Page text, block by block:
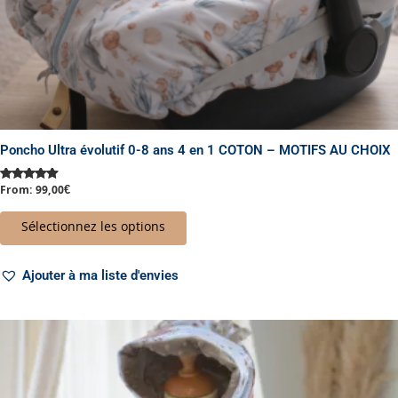
Poncho Ultra évolutif 0-8 ans 4 en 1 COTON – MOTIFS AU CHOIX
Note
sur 5
From:99,00€
Sélectionnez les options
du
produit
Ajouter à ma liste d'envies
prix :
67,00€
Ce
produit
a